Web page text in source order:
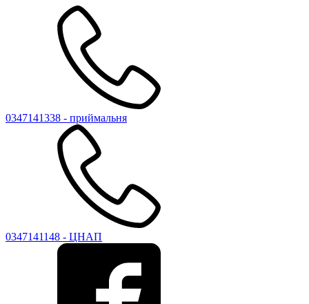
0347141338 - приймальня
0347141148 - ЦНАП